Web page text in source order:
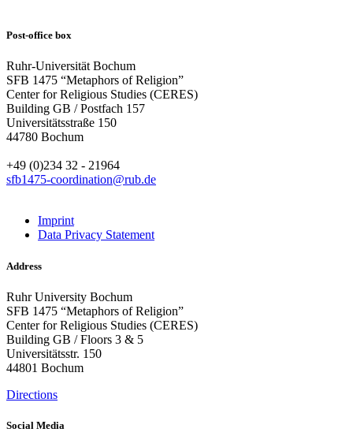
Post-office box
Ruhr-Universität Bochum
SFB 1475 “Metaphors of Religion”
Center for Religious Studies (CERES)
Building GB / Postfach 157
Universitätsstraße 150
44780 Bochum
+49 (0)234 32 - 21964
sfb1475-coordination@rub.de
Imprint
Data Privacy Statement
Address
Ruhr University Bochum
SFB 1475 “Metaphors of Religion”
Center for Religious Studies (CERES)
Building GB / Floors 3 & 5
Universitätsstr. 150
44801 Bochum
Directions
Social Media